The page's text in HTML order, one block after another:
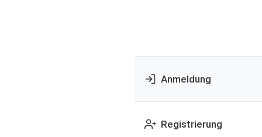
Anmeldung
Registrierung